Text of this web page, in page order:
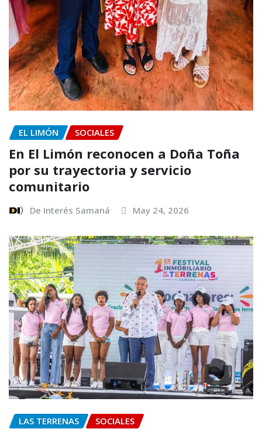
EL LIMÓN SOCIALES
En El Limón reconocen a Doña Toña
por su trayectoria y servicio
comunitario
De Interés Samaná May 24, 2026
LAS TERRENAS SOCIALES